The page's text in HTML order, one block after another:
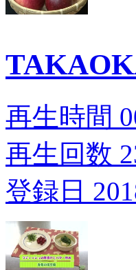
再生時間
再生回数
登録日